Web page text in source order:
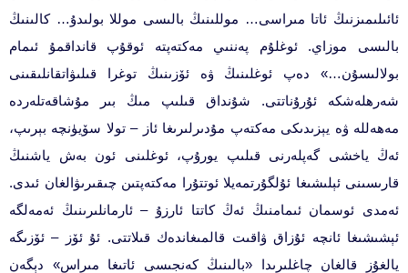
ئائىلىمىزنىڭ ئاتا مىراسى… موللىنىڭ بالىسى موللا بولىدۇ… كالىنىڭ
بالىسى موزاي. ئوغلۇم پەننىي مەكتەپتە ئوقۇپ قانداقمۇ ئىمام
بولالىسۇن…» دەپ ئوغلىنىڭ ۋە ئۆزىنىڭ توغرا قىلىۋاتقانلىقىنى
شەرھلەشكە ئۇرۇناتتى. شۇنداق قىلىپ مىڭ بىر مۇشاقەتلەردە
مەھەللە ۋە يېزىدىكى مەكتەپ مۇدىرلىرىغا ئاز – تولا سۆيۈنچە بېرىپ،
ئەڭ ياخشى گەپلەرنى قىلىپ يورۇپ، ئوغلىنى ئون بەش ياشنىڭ
قارىسىنى ئېلىشىغا ئۇلگۇرتمەيلا ئوتتۇرا مەكتەپتىن چىقىرىۋالغان ئىدى.
ئەمدى ئوسمان ئىمامنىڭ ئەڭ كاتتا ئارزۇ – ئارمانلىرىنىڭ ئەمەلگە
ئېشىشىغا ئانچە ئۇزاق ۋاقىت قالمىغاندەك قىلاتتى. ئۇ ئۆز – ئۆزىگە
يالغۇز قالغان چاغلىرىدا «بالىنىڭ كەنجىسى ئاتىغا مىراس» دېگەن